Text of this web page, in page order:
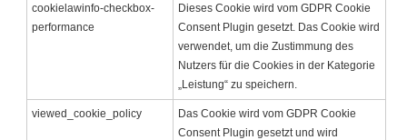
cookielawinfo-checkbox-
performance
Dieses Cookie wird vom GDPR Cookie
Consent Plugin gesetzt. Das Cookie wird
verwendet, um die Zustimmung des
Nutzers für die Cookies in der Kategorie
„Leistung“ zu speichern.
viewed_cookie_policy
Das Cookie wird vom GDPR Cookie
Consent Plugin gesetzt und wird